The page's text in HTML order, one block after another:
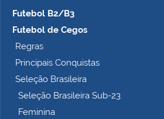
o
m
e
t
Futebol B2/B3
Futebol de Cegos
Regras
Principais Conquistas
Seleção Brasileira
Seleção Brasileira Sub-23
Feminina